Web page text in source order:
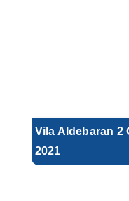
Vila Aldebaran 2
2021